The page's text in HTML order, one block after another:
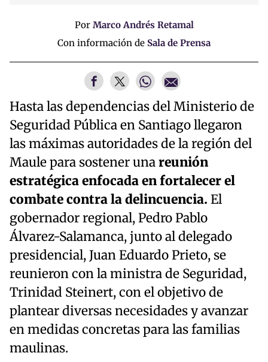
Por Marco Andrés Retamal
Con información de Sala de Prensa
Hasta las dependencias del Ministerio de
Seguridad Pública en Santiago llegaron
las máximas autoridades de la región del
Maule para sostener unareunión
estratégica enfocada en fortalecer el
combate contra la delincuencia. El
gobernador regional, Pedro Pablo
Álvarez-Salamanca, junto al delegado
presidencial, Juan Eduardo Prieto, se
reunieron con la ministra de Seguridad,
Trinidad Steinert, con el objetivo de
plantear diversas necesidades y avanzar
en medidas concretas para las familias
maulinas.